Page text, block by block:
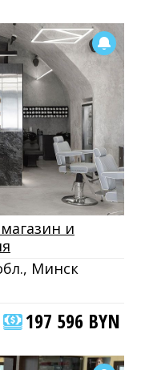
и
Минск
197 596 BYN